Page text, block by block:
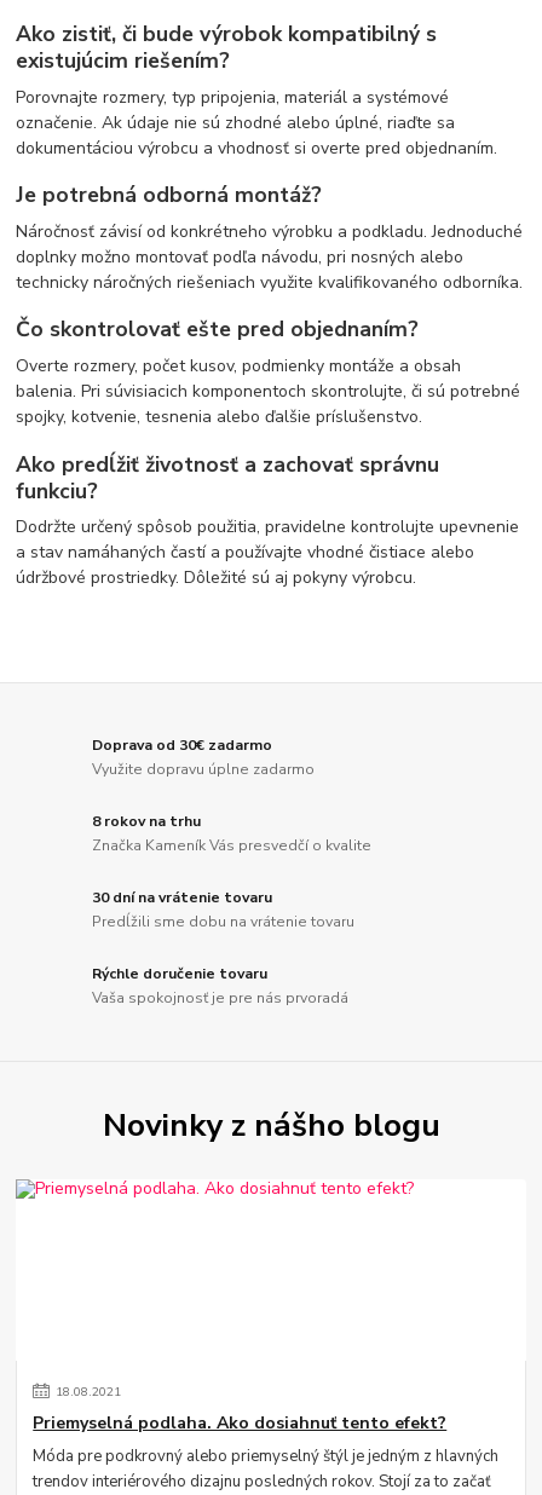
Ako zistiť, či bude výrobok kompatibilný s
existujúcim riešením?
Porovnajte rozmery, typ pripojenia, materiál a systémové
označenie. Ak údaje nie sú zhodné alebo úplné, riaďte sa
dokumentáciou výrobcu a vhodnosť si overte pred objednaním.
Je potrebná odborná montáž?
Náročnosť závisí od konkrétneho výrobku a podkladu. Jednoduché
doplnky možno montovať podľa návodu, pri nosných alebo
technicky náročných riešeniach využite kvalifikovaného odborníka.
Čo skontrolovať ešte pred objednaním?
Overte rozmery, počet kusov, podmienky montáže a obsah
balenia. Pri súvisiacich komponentoch skontrolujte, či sú potrebné
spojky, kotvenie, tesnenia alebo ďalšie príslušenstvo.
Ako predĺžiť životnosť a zachovať správnu
funkciu?
Dodržte určený spôsob použitia, pravidelne kontrolujte upevnenie
a stav namáhaných častí a používajte vhodné čistiace alebo
údržbové prostriedky. Dôležité sú aj pokyny výrobcu.
Doprava od 30€ zadarmo
Využite dopravu úplne zadarmo
8 rokov na trhu
Značka Kameník Vás presvedčí o kvalite
30 dní na vrátenie tovaru
Predĺžili sme dobu na vrátenie tovaru
Rýchle doručenie tovaru
Vaša spokojnosť je pre nás prvoradá
Novinky z nášho blogu
18.08.2021
Priemyselná podlaha. Ako dosiahnuť tento efekt?
Móda pre podkrovný alebo priemyselný štýl je jedným z hlavných
trendov interiérového dizajnu posledných rokov. Stojí za to začať